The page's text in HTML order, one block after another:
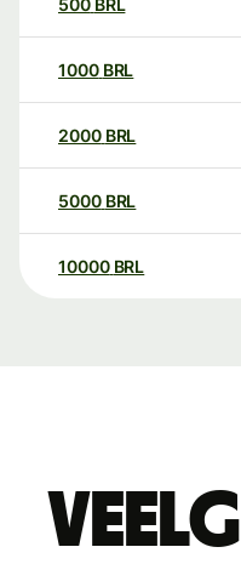
500 BRL
1000 BRL
2000 BRL
5000 BRL
10000 BRL